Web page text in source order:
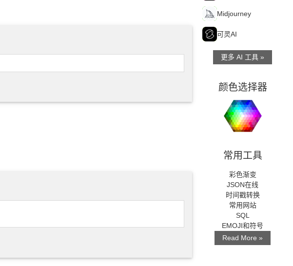
M Midjourney
可 可灵AI
更多 AI 工具 »
颜色选择器
常用工具
彩色渐变
JSON在线
时间戳转换
常用网站
SQL
EMOJI和符号
Read More »